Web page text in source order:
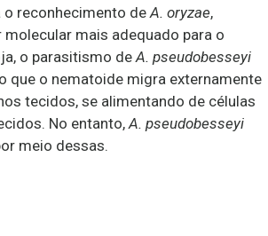
o reconhecimento deA. oryzae,
mais adequado para o
o parasitismo deA. pseudobesseyi
que o nematoide migra externamente
tecidos, se alimentando de células
No entanto,A. pseudobesseyi
meio dessas.